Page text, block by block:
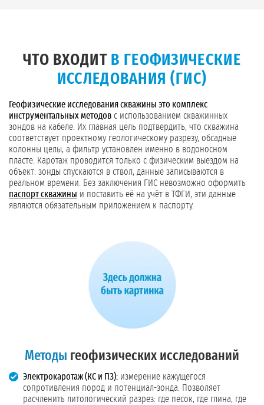
ЧТО ВХОДИТ В ГЕОФИЗИЧЕСКИЕ
ИССЛЕДОВАНИЯ (ГИС)
Геофизические исследования скважины это комплекс
инструментальных методов с использованием скважинных
зондов на кабеле. Их главная цель подтвердить, что скважина
соответствует проектному геологическому разрезу, обсадные
колонны целы, а фильтр установлен именно в водоносном
пласте. Каротаж проводится только с физическим выездом на
объект: зонды спускаются в ствол, данные записываются в
реальном времени. Без заключения ГИС невозможно оформить
паспорт скважины и поставить её на учёт в ТФГИ, эти данные
являются обязательным приложением к паспорту.
Методы геофизических исследований
Электрокаротаж (КС и ПЗ): измерение кажущегося
сопротивления пород и потенциал-зонда. Позволяет
расчленить литологический разрез: где песок, где глина, где